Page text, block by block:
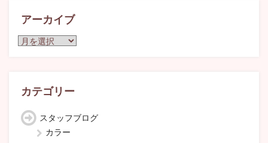
アーカイブ
ア
ブ
カテゴリー
スタッフブログ
カラー